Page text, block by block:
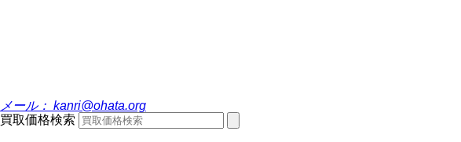
メール： kanri@ohata.org
買取価格検索